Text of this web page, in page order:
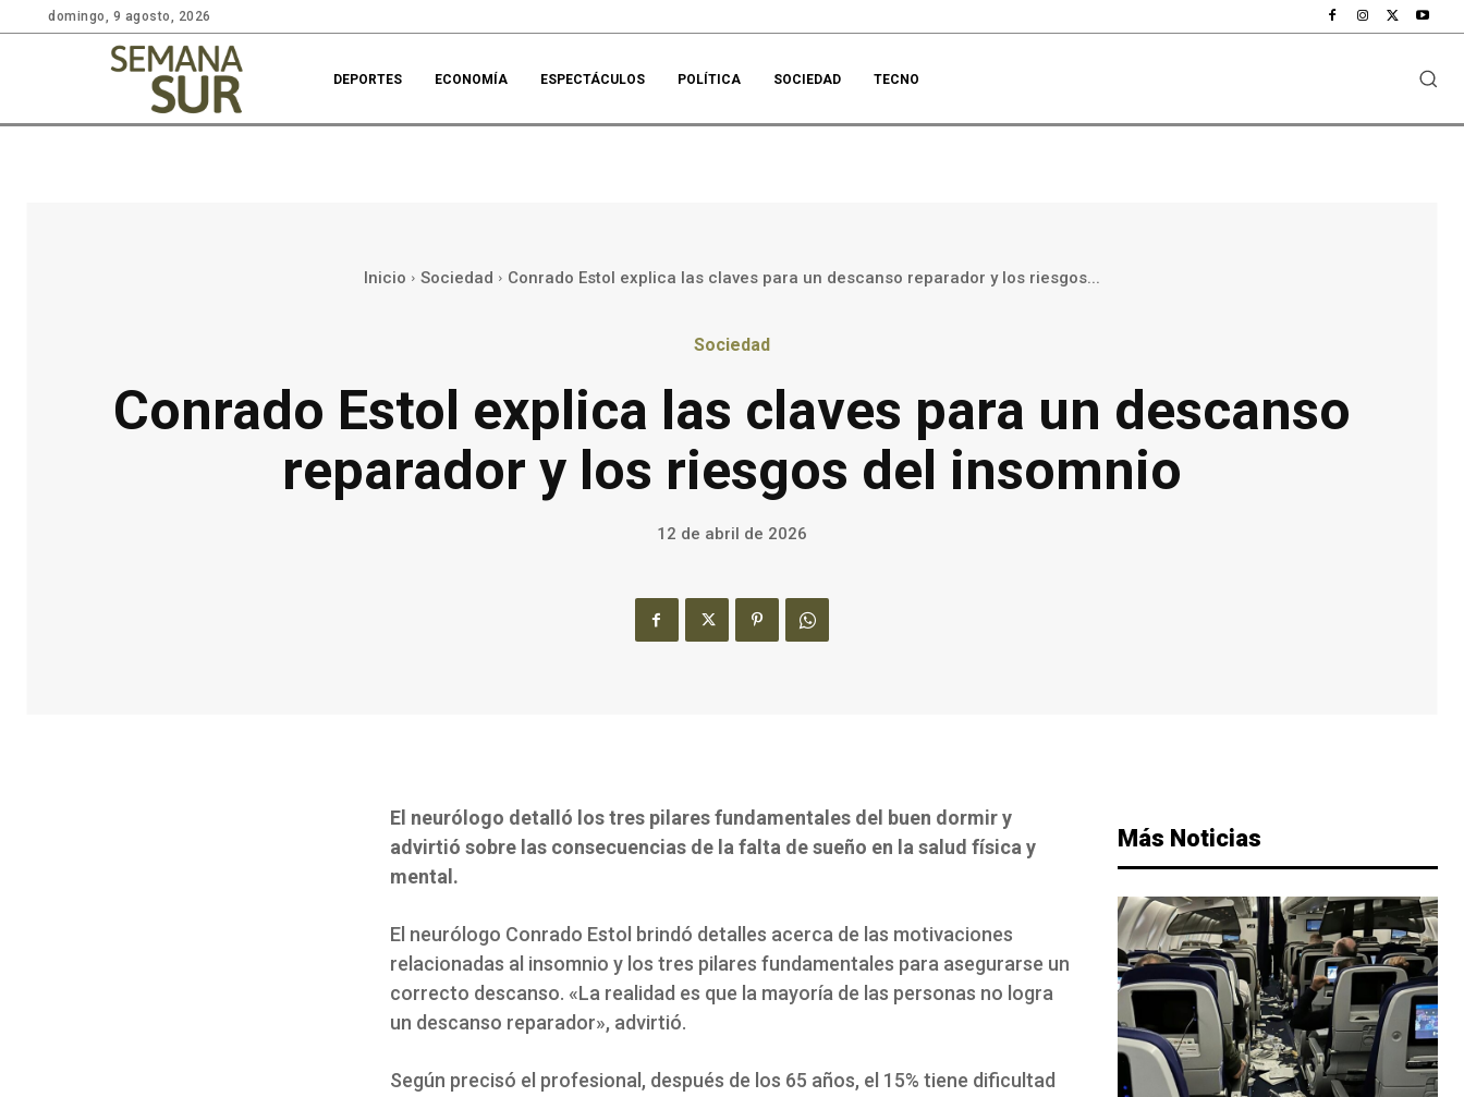
domingo, 9 agosto, 2026
DEPORTES ECONOMÍA ESPECTÁCULOS POLÍTICA SOCIEDAD TECNO
Inicio Sociedad Conrado Estol explica las claves para un descanso reparador y los riesgos...
Sociedad
Conrado Estol explica las claves para un descanso
reparador y los riesgos del insomnio
12 de abril de 2026
El neurólogo detalló los tres pilares fundamentales del buen dormir y
advirtió sobre las consecuencias de la falta de sueño en la salud física y
mental.
El neurólogo Conrado Estol brindó detalles acerca de las motivaciones
relacionadas al insomnio y los tres pilares fundamentales para asegurarse un
correcto descanso. «La realidad es que la mayoría de las personas no logra
un descanso reparador», advirtió.
Según precisó el profesional, después de los 65 años, el 15% tiene dificultad
Más Noticias